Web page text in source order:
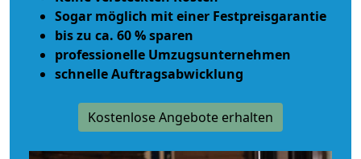
Sogar möglich mit einer Festpreisgarantie
bis zu ca. 60 % sparen
professionelle Umzugsunternehmen
schnelle Auftragsabwicklung
Kostenlose Angebote erhalten